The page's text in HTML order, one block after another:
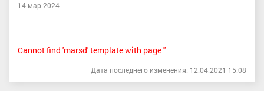
14 мар 2024
Cannot find 'marsd' template with page ''
Дата последнего изменения: 12.04.2021 15:08